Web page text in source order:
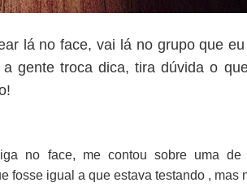
lá no face, vai lá no grupo que
a gente troca dica, tira dúvida o
no face, me contou sobre uma de
fosse igual a que estava testando , mas